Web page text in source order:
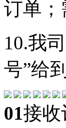
订单；
10.我
号”给
01接收